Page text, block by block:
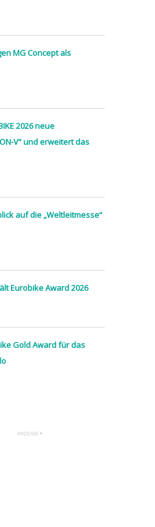
MG Concept als
2026 neue
V“ und erweitert das
auf die „Weltleitmesse“
Eurobike Award 2026
Gold Award für das